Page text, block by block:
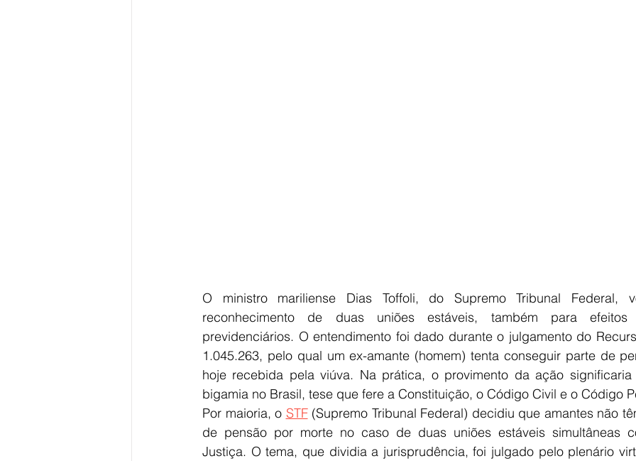
O ministro mariliense Dias Toffoli, do Supremo Tribunal Federal,
reconhecimento de duas uniões estáveis, também para
previdenciários. O entendimento foi dado durante o julgamento do
1.045.263, pelo qual um ex-amante (homem) tenta conseguir parte de
hoje recebida pela viúva. Na prática, o provimento da ação
bigamia no Brasil, tese que fere a Constituição, o Código Civil e o Código
Por maioria, o STF (Supremo Tribunal Federal) decidiu que amantes não
de pensão por morte no caso de duas uniões estáveis simultâneas
Justiça. O tema, que dividia a jurisprudência, foi julgado pelo plenário